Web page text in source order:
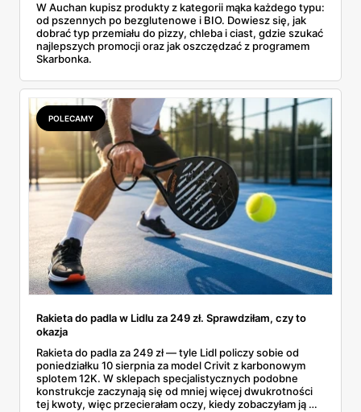
W Auchan kupisz produkty z kategorii mąka każdego typu:
od pszennych po bezglutenowe i BIO. Dowiesz się, jak
dobrać typ przemiału do pizzy, chleba i ciast, gdzie szukać
najlepszych promocji oraz jak oszczędzać z programem
Skarbonka.
POLECAMY
Rakieta do padla w Lidlu za 249 zł. Sprawdziłam, czy to
okazja
Rakieta do padla za 249 zł — tyle Lidl policzy sobie od
poniedziałku 10 sierpnia za model Crivit z karbonowym
splotem 12K. W sklepach specjalistycznych podobne
konstrukcje zaczynają się od mniej więcej dwukrotności
tej kwoty, więc przecierałam oczy, kiedy zobaczyłam ją w